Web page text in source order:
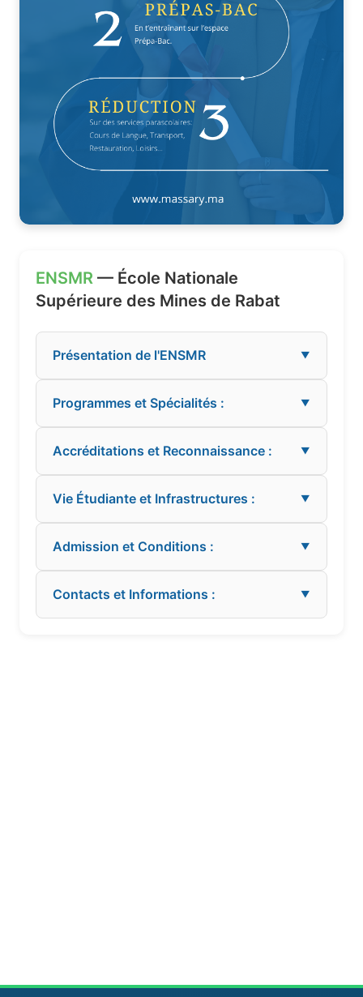
ENSMR — École Nationale
Supérieure des Mines de Rabat
Présentation de l'ENSMR ▼
Programmes et Spécialités : ▼
Accréditations et Reconnaissance : ▼
Vie Étudiante et Infrastructures : ▼
Admission et Conditions : ▼
Contacts et Informations : ▼